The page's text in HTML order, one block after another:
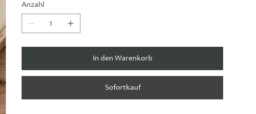
Anzahl
In den Warenkorb
Sofortkauf